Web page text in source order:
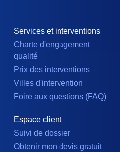
Services et interventions
Charte d'engagement
qualité
Prix des interventions
Villes d'intervention
Foire aux questions (FAQ)
Espace client
Suivi de dossier
Obtenir mon devis gratuit